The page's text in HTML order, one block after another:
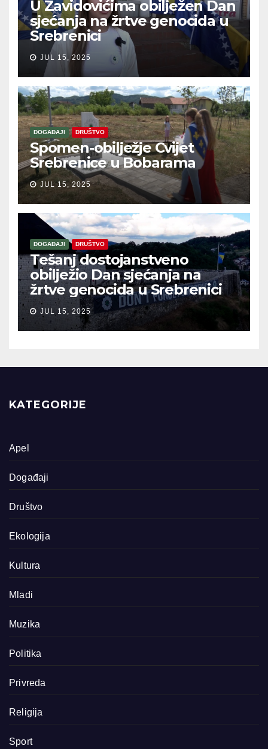
U Zavidovićima obilježen Dan
sjećanja na žrtve genocida u
Srebrenici
JUL 15, 2025
DOGAĐAJI DRUŠTVO
Spomen-obilježje Cvijet
Srebrenice u Bobarama
JUL 15, 2025
DOGAĐAJI DRUŠTVO
Tešanj dostojanstveno
obilježio Dan sjećanja na
žrtve genocida u Srebrenici
JUL 15, 2025
KATEGORIJE
Apel
Događaji
Društvo
Ekologija
Kultura
Mladi
Muzika
Politika
Privreda
Religija
Sport